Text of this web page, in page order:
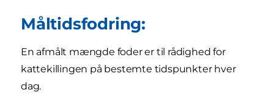
Måltidsfodring:
En afmålt mængde foder er til rådighed for
kattekillingen på bestemte tidspunkter hver
dag.